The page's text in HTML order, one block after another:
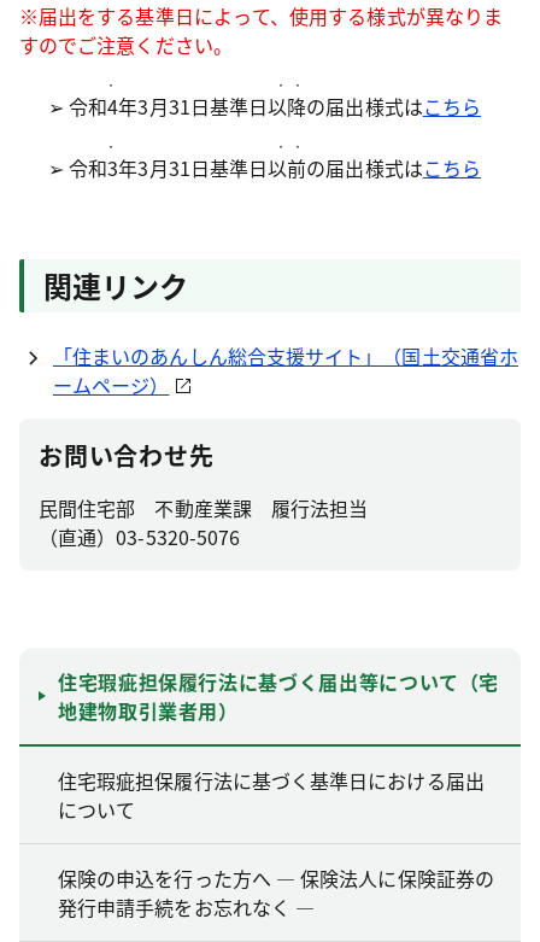
※届出をする基準日によって、使用する様式が異なりま
すのでご注意ください。
➢令和4年3月31日基準日以降
・ ・・
の届出様式はこちら
➢令和3年3月31日基準日以前
・ ・・
の届出様式はこちら
関連リンク
「住まいのあんしん総合支援サイト」（国土交通省ホ
ームページ）
お問い合わせ先
民間住宅部 不動産業課 履行法担当
（直通）03-5320-5076
住宅瑕疵担保履行法に基づく届出等について（宅
地建物取引業者用）
住宅瑕疵担保履行法に基づく基準日における届出
について
保険の申込を行った方へ ― 保険法人に保険証券の
発行申請手続をお忘れなく ―